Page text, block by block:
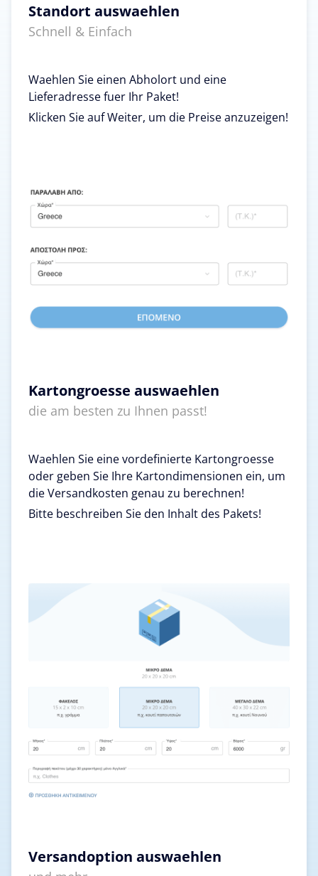
Standort auswaehlen
Schnell & Einfach
Waehlen Sie einen Abholort und eine
Lieferadresse fuer Ihr Paket!
Klicken Sie auf Weiter, um die Preise anzuzeigen!
Kartongroesse auswaehlen
die am besten zu Ihnen passt!
Waehlen Sie eine vordefinierte Kartongroesse
oder geben Sie Ihre Kartondimensionen ein, um
die Versandkosten genau zu berechnen!
Bitte beschreiben Sie den Inhalt des Pakets!
Versandoption auswaehlen